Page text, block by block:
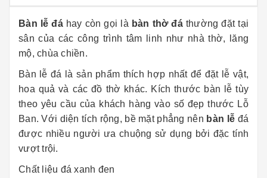
Bàn lễ đáhay còn gọi là bàn thờ đáthường đặt tại
sân của các công trình tâm linh như nhà thờ, lăng
mộ, chùa chiền.
Bàn lễ đá là sản phẩm thích hợp nhất để đặt lễ vật,
hoa quả và các đồ thờ khác. Kích thước bàn lễ tùy
theo yêu cầu của khách hàng vào số đẹp thước Lỗ
Ban. Với diện tích rộng, bề mặt phẳng nên bàn lễ đá
được nhiều người ưa chuộng sử dụng bởi đặc tính
vượt trội.
Chất liệu đá xanh đen